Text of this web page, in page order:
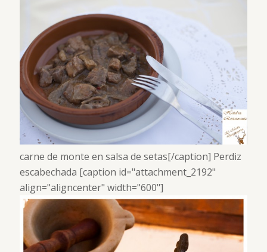
carne de monte en salsa de setas[/caption] Perdiz
escabechada [caption id="attachment_2192"
align="aligncenter" width="600"]